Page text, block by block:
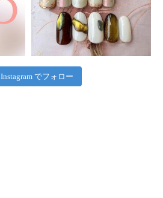
Instagram でフォロー